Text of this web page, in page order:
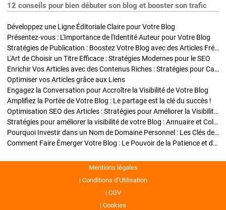
12 conseils pour bien débuter son blog et booster son trafic
Développez une Ligne Éditoriale Claire pour Votre Blog
Présentez-vous : L'Importance de l'Identité Auteur pour Votre Blog
Stratégies de Publication : Boostez Votre Blog avec des Articles Fréquents et Exclusifs
L'Art de Choisir un Titre Efficace : Stratégies Modernes pour le SEO
Enrichir Vos Articles avec des Contenus Riches : Stratégies pour Captiver et Optimiser
Optimiser vos Articles grâce aux Liens
Engagez la Conversation pour Accroître la Visibilité de Votre Blog
Amplifiez la Portée de Votre Blog : Le partage est la clé du succès !
Optimisation SEO des Articles : Stratégies pour Améliorer la Visibilité de Votre Blog
Stratégies pour améliorer la visibilité de votre Blog : Annuaire et Collaborations
Pourquoi Investir dans un Nom de Domaine Personnel : Les Clés de la Réussite de Votre Blog
Comment Faire Émerger Votre Blog : Le Pouvoir de la Patience et de la Persévérance
Mentions légales
Conditions d’Utilisation
CGV
Cookies